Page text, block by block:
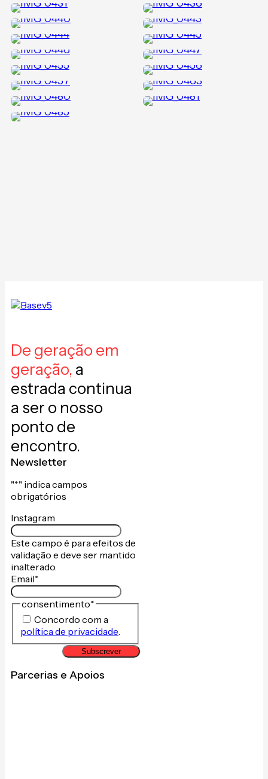
De geração em
geração, a
estrada continua
a ser o nosso
ponto de
encontro.
Newsletter
"*" indica campos
obrigatórios
Instagram
Este campo é para efeitos de
validação e deve ser mantido
inalterado.
Email*
consentimento*
Concordo com a
política de privacidade
Subscrever
Parcerias e Apoios